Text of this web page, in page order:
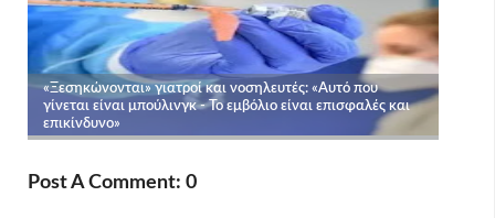
Post A Comment: 0